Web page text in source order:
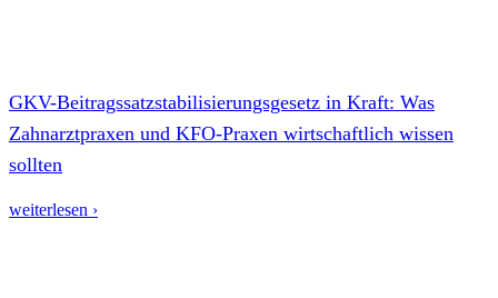
GKV-Beitragssatzstabilisierungsgesetz in Kraft: Was
Zahnarztpraxen und KFO-Praxen wirtschaftlich wissen
sollten
weiterlesen ›